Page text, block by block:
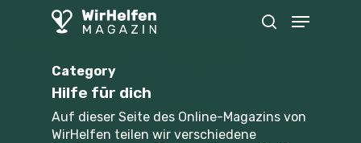
Menu
Category
Hilfe für dich
Auf dieser Seite des Online-Magazins von
WirHelfen teilen wir verschiedene